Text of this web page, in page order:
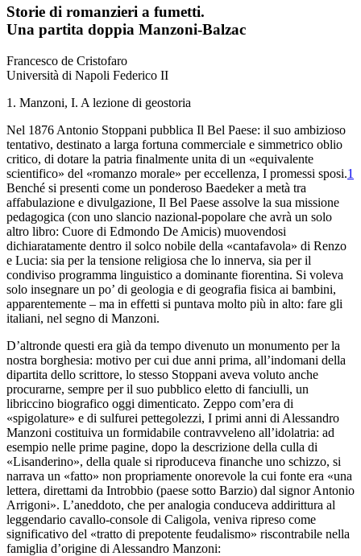
Storie di romanzieri a fumetti.
Una partita doppia Manzoni-Balzac
Francesco de Cristofaro
Università di Napoli Federico II
1. Manzoni, I. A lezione di geostoria
Nel 1876 Antonio Stoppani pubblica Il Bel Paese: il suo ambizioso
tentativo, destinato a larga fortuna commerciale e simmetrico oblio
critico, di dotare la patria finalmente unita di un «equivalente
scientifico» del «romanzo morale» per eccellenza, I promessi sposi.1
Benché si presenti come un ponderoso Baedeker a metà tra
affabulazione e divulgazione, Il Bel Paese assolve la sua missione
pedagogica (con uno slancio nazional-popolare che avrà un solo
altro libro: Cuore di Edmondo De Amicis) muovendosi
dichiaratamente dentro il solco nobile della «cantafavola» di Renzo
e Lucia: sia per la tensione religiosa che lo innerva, sia per il
condiviso programma linguistico a dominante fiorentina. Si voleva
solo insegnare un po’ di geologia e di geografia fisica ai bambini,
apparentemente – ma in effetti si puntava molto più in alto: fare gli
italiani, nel segno di Manzoni.
D’altronde questi era già da tempo divenuto un monumento per la
nostra borghesia: motivo per cui due anni prima, all’indomani della
dipartita dello scrittore, lo stesso Stoppani aveva voluto anche
procurarne, sempre per il suo pubblico eletto di fanciulli, un
libriccino biografico oggi dimenticato. Zeppo com’era di
«spigolature» e di sulfurei pettegolezzi, I primi anni di Alessandro
Manzoni costituiva un formidabile contravveleno all’idolatria: ad
esempio nelle prime pagine, dopo la descrizione della culla di
«Lisanderino», della quale si riproduceva finanche uno schizzo, si
narrava un «fatto» non propriamente onorevole la cui fonte era «una
lettera, direttami da Introbbio (paese sotto Barzio) dal signor Antonio
Arrigoni». L’aneddoto, che per analogia conduceva addirittura al
leggendario cavallo-console di Caligola, veniva ripreso come
significativo del «tratto di prepotente feudalismo» riscontrabile nella
famiglia d’origine di Alessandro Manzoni: